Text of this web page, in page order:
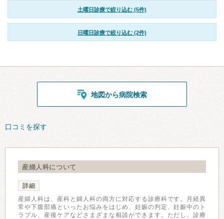
土曜日診療で絞り込む (5件)
日曜日診療で絞り込む (2件)
地図から病院検索
口コミを探す
産婦人科について
詳細
産婦人科は、産科と婦人科の両方に対応する診療科です。月経異
常や下腹部痛といったお悩みをはじめ、妊娠の判定、妊娠中のト
ラブル、産後ケアなどさまざまな相談ができます。ただし、診療